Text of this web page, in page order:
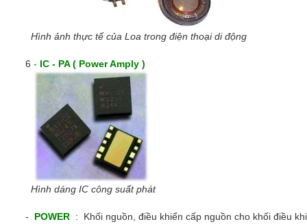
Hình ảnh thực tế của Loa trong điện thoại di động
6 - IC - PA ( Power Amply )
Hình dáng IC công suất phát
- POWER : Khối nguồn, điều khiển cấp nguồn cho khối điều